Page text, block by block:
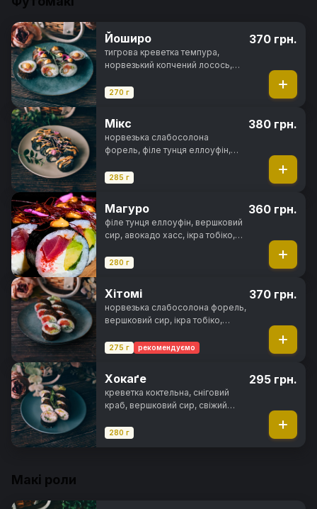
Йоширо
тигрова креветка темпура,
норвезький копчений лосось,
салат айсберг, спайсі соус, норі,
270 г
370 грн.
Мікс
норвезька слабосолона
форель, філе тунця еллоуфін,
огірок, чорнила каракатиці,
285 г
380 грн.
Магуро
філе тунця еллоуфін, вершковий
сир, авокадо хасс, ікра тобіко,
соус, норі, рис
280 г
360 грн.
Хітомі
норвезька слабосолона форель,
вершковий сир, ікра тобіко,
норі, рис
275 г рекомендуємо
370 грн.
Хокаґе
креветка коктельна, сніговий
краб, вершковий сир, свіжий
чилі соус, норі, рис
280 г
295 грн.
Макі роли